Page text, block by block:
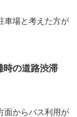
車場と考えた方が
時の道路渋滞
面からバス利用が